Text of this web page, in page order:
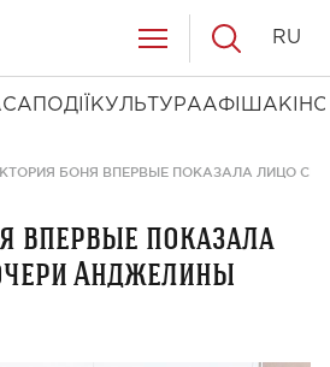
ПОДІЇ КУЛЬТУРААФІША КІНО
RU
БОНЯ ВПЕРВЫЕ ПОКАЗАЛА ЛИЦО
впервые показала
Анджелины